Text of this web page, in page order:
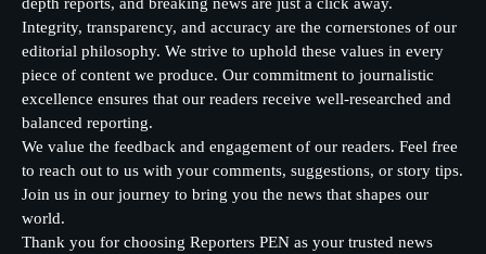
depth reports, and breaking news are just a click away.
Integrity, transparency, and accuracy are the cornerstones of our
editorial philosophy. We strive to uphold these values in every
piece of content we produce. Our commitment to journalistic
excellence ensures that our readers receive well-researched and
balanced reporting.
We value the feedback and engagement of our readers. Feel free
to reach out to us with your comments, suggestions, or story tips.
Join us in our journey to bring you the news that shapes our
world.
Thank you for choosing Reporters PEN as your trusted news